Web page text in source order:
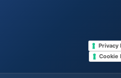
Privacy
Cookie